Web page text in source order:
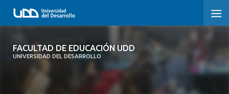
FACULTAD DE EDUCACIÓN UDD
UNIVERSIDAD DEL DESARROLLO
FACULTAD DE EDUCACIÓN UDD